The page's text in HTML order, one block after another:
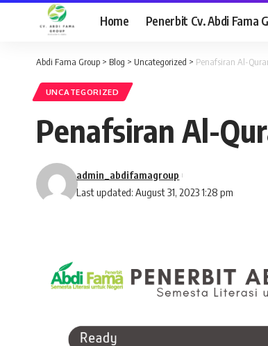
Home Penerbit Cv. Abdi Fama
Abdi Fama Group > Blog > Uncategorized > Penafsiran Al-
UNCATEGORIZED
Penafsiran Al-
Last updated: August 31, 2023 1:28 pm
admin_abdifamagroup